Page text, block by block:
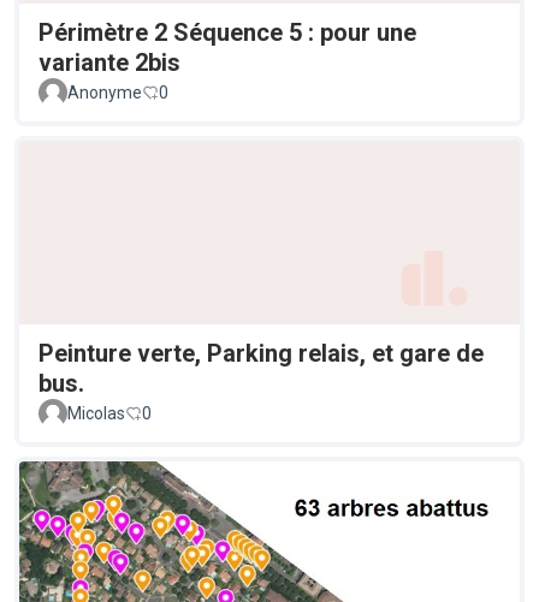
Périmètre 2 Séquence 5 : pour une
variante 2bis
Anonyme 0
Peinture verte, Parking relais, et gare de
bus.
Micolas 0